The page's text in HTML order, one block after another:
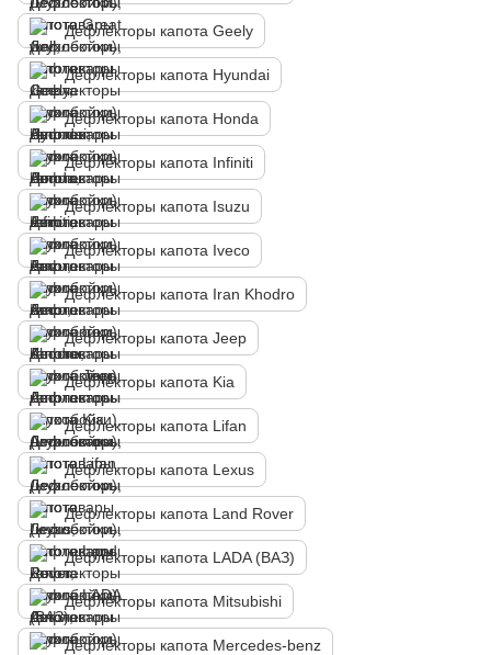
Дефлекторы капота Geely
Дефлекторы капота Hyundai
Дефлекторы капота Honda
Дефлекторы капота Infiniti
Дефлекторы капота Isuzu
Дефлекторы капота Iveco
Дефлекторы капота Iran Khodro
Дефлекторы капота Jeep
Дефлекторы капота Kia
Дефлекторы капота Lifan
Дефлекторы капота Lexus
Дефлекторы капота Land Rover
Дефлекторы капота LADA (ВАЗ)
Дефлекторы капота Mitsubishi
Дефлекторы капота Mercedes-benz